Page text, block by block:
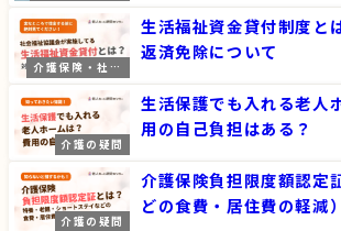
介護保険・社会
福祉制度・政策
生活福祉資金貸付制度と
返済免除について
介護の疑問
生活保護でも入れる老人
用の自己負担はある？
介護の疑問
介護保険負担限度額認定
どの食費・居住費の軽減）